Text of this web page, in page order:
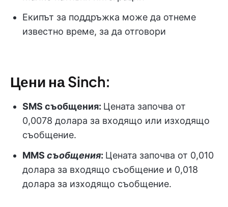
Екипът за поддръжка може да отнеме
известно време, за да отговори
Цени на Sinch:
SMS съобщения: Цената започва от
0,0078 долара за входящо или изходящо
съобщение.
MMS съобщения: Цената започва от 0,010
долара за входящо съобщение и 0,018
долара за изходящо съобщение.